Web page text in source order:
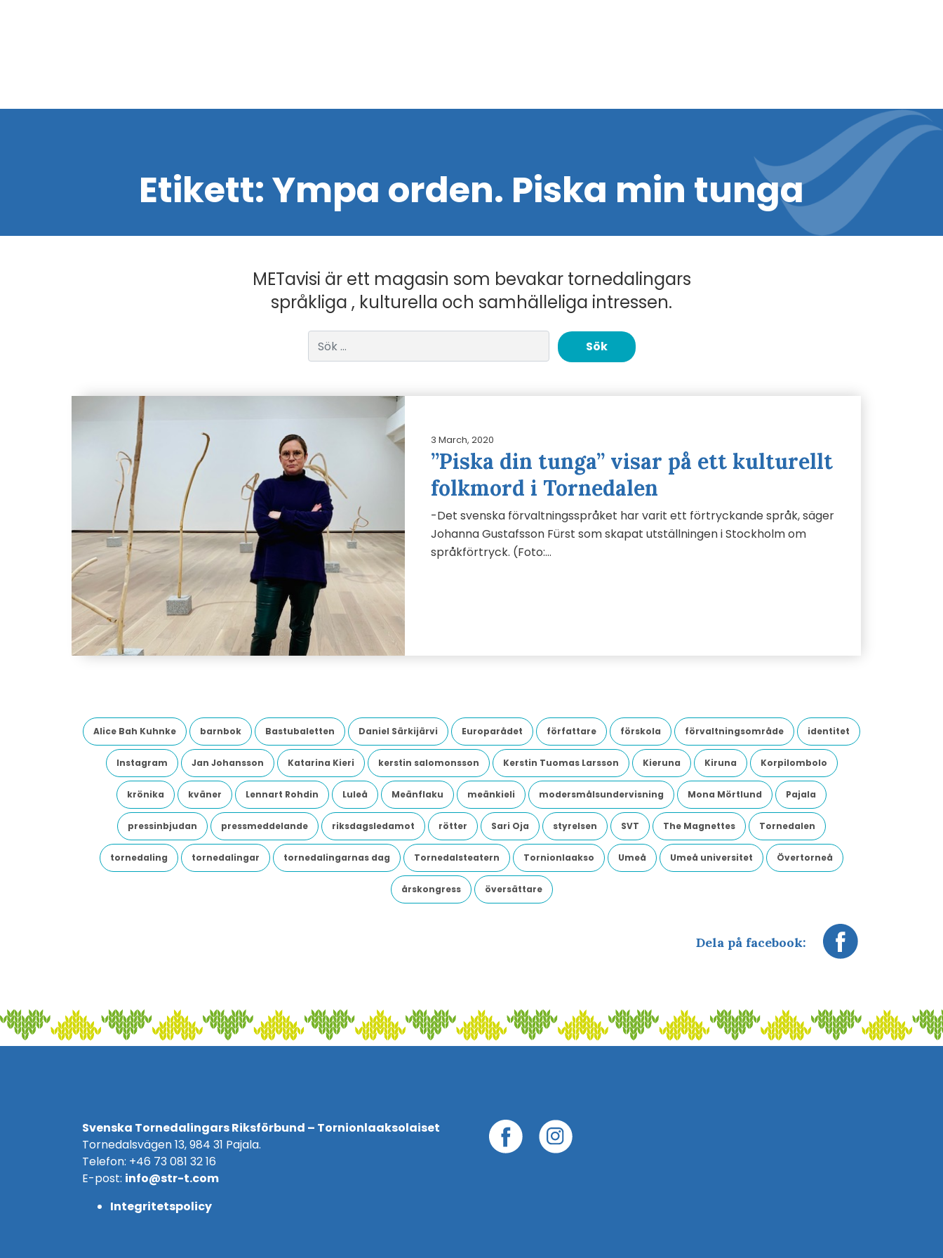
Etikett:Ympa orden. Piska min tunga
METavisi är ett magasin som bevakar tornedalingars
språkliga , kulturella och samhälleliga intressen.
3 March, 2020
”Piska din tunga” visar på ett kulturellt
folkmord i Tornedalen
-Det svenska förvaltningsspråket har varit ett förtryckande språk, säger
Johanna Gustafsson Fürst som skapat utställningen i Stockholm om
språkförtryck. (Foto:…
Alice Bah Kuhnke barnbok Bastubaletten Daniel Särkijärvi Europarådet författare förskola förvaltningsområde identitet
Instagram Jan Johansson Katarina Kieri kerstin salomonsson Kerstin Tuomas Larsson Kieruna Kiruna Korpilombolo
krönika kväner Lennart Rohdin Luleå Meänflaku meänkieli modersmålsundervisning Mona Mörtlund Pajala
pressinbjudan pressmeddelande riksdagsledamot rötter Sari Oja styrelsen SVT The Magnettes Tornedalen
tornedaling tornedalingar tornedalingarnas dag Tornedalsteatern Tornionlaakso Umeå Umeå universitet Övertorneå
årskongress översättare
Dela på facebook:
Svenska Tornedalingars Riksförbund – Tornionlaaksolaiset
Tornedalsvägen 13, 984 31 Pajala.
Telefon: +46 73 081 32 16
E-post: info@str-t.com
Integritetspolicy